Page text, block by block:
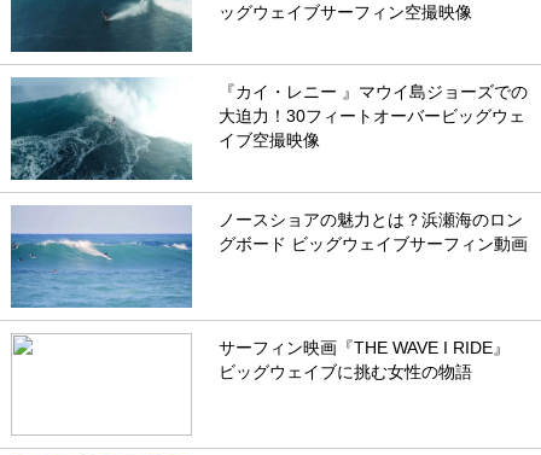
ッグウェイブサーフィン空撮映像
『カイ・レニー 』マウイ島ジョーズでの
大迫力！30フィートオーバービッグウェ
イブ空撮映像
ノースショアの魅力とは？浜瀬海のロン
グボード ビッグウェイブサーフィン動画
サーフィン映画『THE WAVE I RIDE』
ビッグウェイブに挑む女性の物語